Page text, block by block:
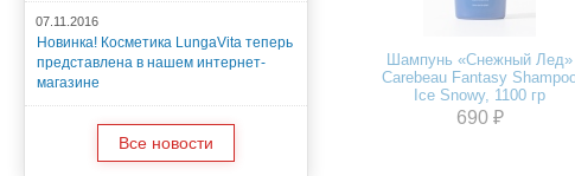
07.11.2016
Новинка! Косметика LungaVita теперь
представлена в нашем интернет-
магазине
Все новости
Шампунь «Снежный Лед»
Carebeau Fantasy
Ice Snowy, 1100 гр
690 ₽